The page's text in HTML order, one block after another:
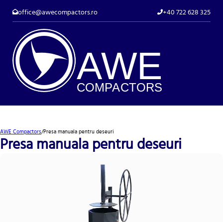
office@awecompactors.ro +40 722 628 325
A WE
COMP ACTORS
AWE Compactors/Presa manuala pentru deseuri
Presa manuala pentru deseuri